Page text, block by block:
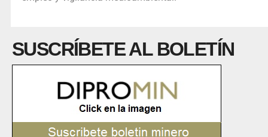
SUSCRÍBETE AL BOLETÍN